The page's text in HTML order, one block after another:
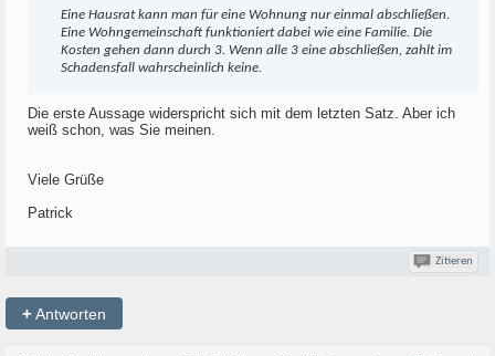
Eine Hausrat kann man für eine Wohnung nur einmal abschließen.
Eine Wohngemeinschaft funktioniert dabei wie eine Familie. Die
Kosten gehen dann durch 3. Wenn alle 3 eine abschließen, zahlt im
Schadensfall wahrscheinlich keine.
Die erste Aussage widerspricht sich mit dem letzten Satz. Aber ich
weiß schon, was Sie meinen.
Viele Grüße
Patrick
Zitieren
+Antworten